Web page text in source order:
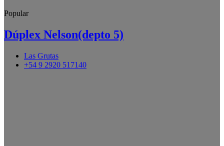
Popular
Dúplex Nelson(depto 5)
Las Grutas
+54 9 2920 517140